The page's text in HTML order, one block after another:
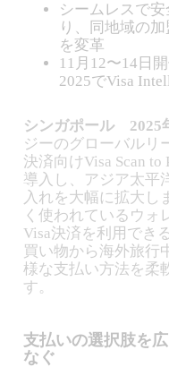
シームレスで
り、同地域の
を変革
11月12〜14日
2025でVisa
シンガポール 2025
ジーのグローバルリ
決済向けVisa Scan
導入し、アジア太平
入れを大幅に拡大し
く使われているウォ
Visa決済を利用でき
買い物から海外旅行
様な支払い方法を柔
す。
支払いの選択肢を
なぐ